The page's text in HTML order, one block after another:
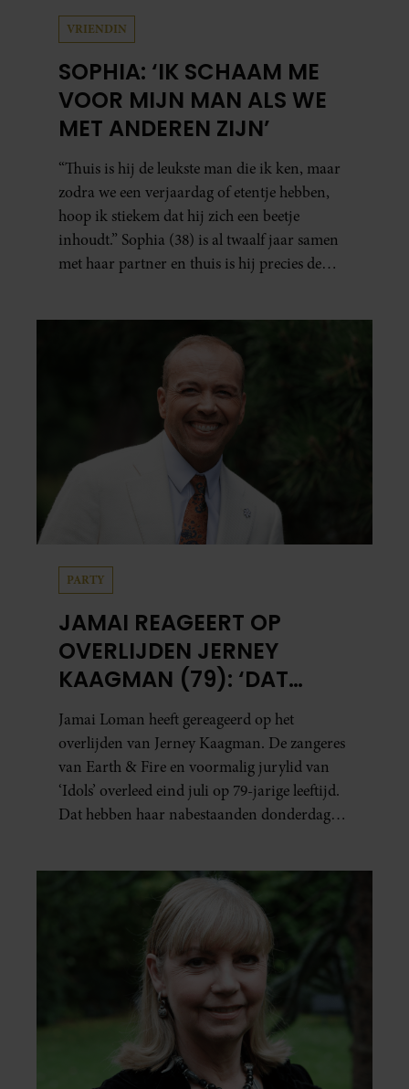
VRIENDIN
SOPHIA: ‘IK SCHAAM ME
VOOR MIJN MAN ALS WE
MET ANDEREN ZIJN’
“Thuis is hij de leukste man die ik ken, maar
zodra we een verjaardag of etentje hebben,
hoop ik stiekem dat hij zich een beetje
inhoudt.” Sophia (38) is al twaalf jaar samen
met haar partner en thuis is hij precies de
vaker schaamt zodra ze samen onder de
PARTY
JAMAI REAGEERT OP
OVERLIJDEN JERNEY
KAAGMAN (79): ‘DAT
VERTROUWEN ZAL IK
NOOIT VERGETEN’
Jamai Loman heeft gereageerd op het
overlijden van Jerney Kaagman. De zangeres
van Earth & Fire en voormalig jurylid van
‘Idols’ overleed eind juli op 79-jarige leeftijd.
Dat hebben haar nabestaanden donderdag